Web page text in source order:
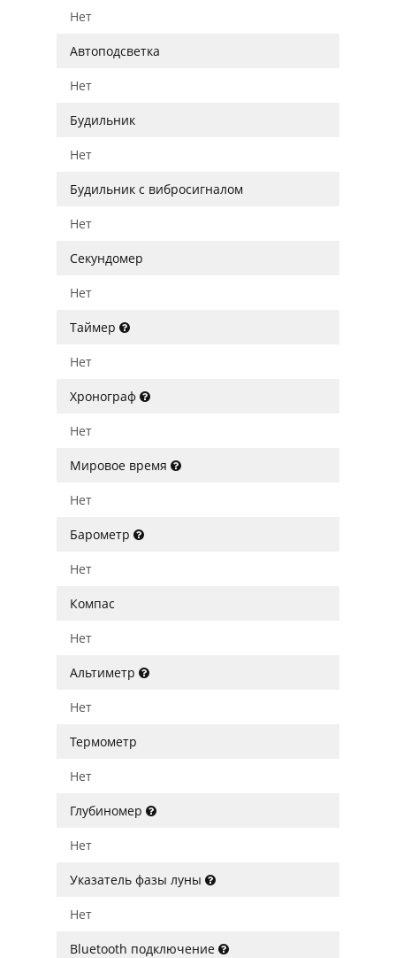
Нет
Автоподсветка
Нет
Будильник
Нет
Будильник с вибросигналом
Нет
Секундомер
Нет
Таймер
Нет
Хронограф
Нет
Мировое время
Нет
Барометр
Нет
Компас
Нет
Альтиметр
Нет
Термометр
Нет
Глубиномер
Нет
Указатель фазы луны
Нет
Bluetooth подключение